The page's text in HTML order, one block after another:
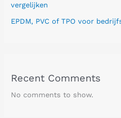
vergelijken
EPDM, PVC of TPO voor
Recent Comments
No comments to show.